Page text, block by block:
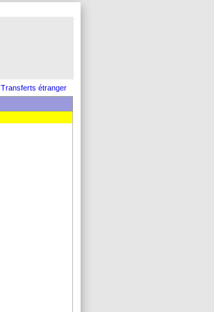
Transferts étranger